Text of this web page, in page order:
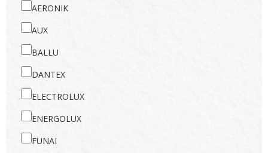
AERONIK
AUX
BALLU
DANTEX
ELECTROLUX
ENERGOLUX
FUNAI